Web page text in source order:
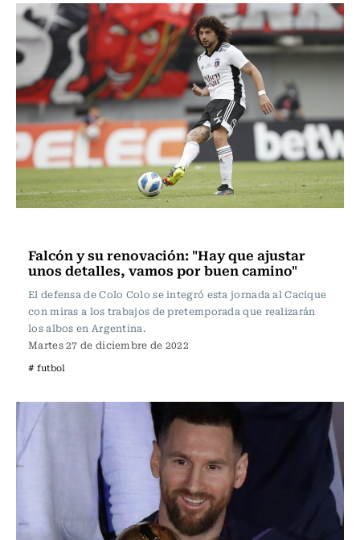
Falcón y su renovación: "Hay que ajustar
unos detalles, vamos por buen camino"
El defensa de Colo Colo se integró esta jornada al Cacique
con miras a los trabajos de pretemporada que realizarán
los albos en Argentina.
Martes 27 de diciembre de 2022
# futbol